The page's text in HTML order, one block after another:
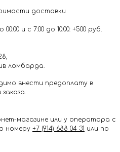
доставки
и с 7:00 до 10:00: +500 руб.
ломбарда.
внести предоплату в
магазине или у оператора с
номеру +7 (914) 688 04 31 или по